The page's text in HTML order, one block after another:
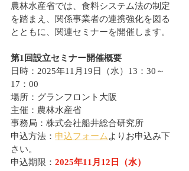
農林水産省では、食料システム法の制定
を踏まえ、関係事業者の連携強化を図る
とともに、関連セミナーを開催します。
第1回設立セミナー開催概要
日時：2025年11月19日（水）13：30～
17：00
場所：グランフロント大阪
主催：農林水産省
事務局：株式会社船井総合研究所
申込方法： 申込フォーム よりお申込み下
さい。
申込期限： 2025年11月12日（水）